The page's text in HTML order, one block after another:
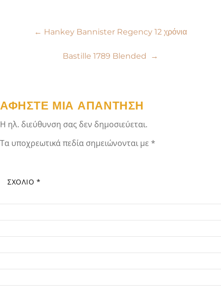
Πλοήγηση
← Hankey Bannister Regency 12 χρόνια
Bastille 1789 Blended →
ΑΦΉΣΤΕ ΜΙΑ ΑΠΆΝΤΗΣΗ
Η ηλ. διεύθυνση σας δεν δημοσιεύεται.
Τα υποχρεωτικά πεδία σημειώνονται με *
ΣΧΌΛΙΟ *